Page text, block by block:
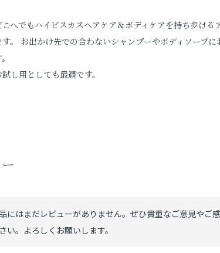
へでもハイビスカスヘアケア＆ボディケアを持ち歩ける
。 お出かけ先での合わないシャンプーやボディソープに
し用としても最適です。